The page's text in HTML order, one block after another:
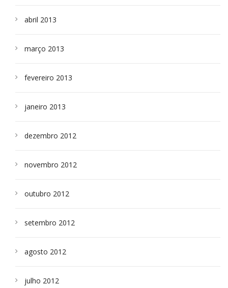
abril 2013
março 2013
fevereiro 2013
janeiro 2013
dezembro 2012
novembro 2012
outubro 2012
setembro 2012
agosto 2012
julho 2012